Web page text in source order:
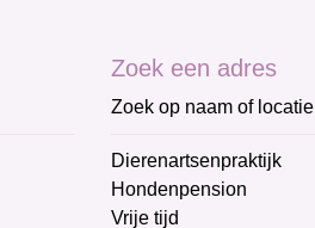
Zoek een adres
Zoek op naam of locatie
Dierenartsenpraktijk
Hondenpension
Vrije tijd